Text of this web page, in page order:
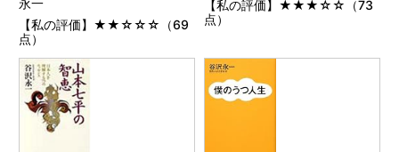
【私の評価】★★☆☆☆（69
点）
【私の評価】★★★☆☆（73
点）